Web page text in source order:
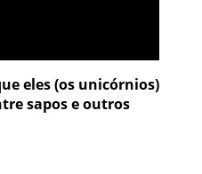
eles (os unicórnios)
sapos e outros